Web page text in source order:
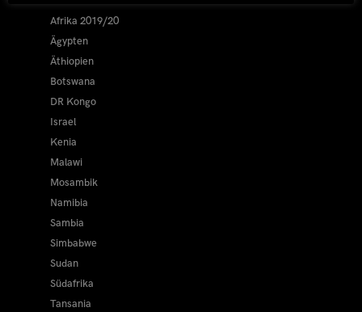
Afrika 2019/20
Ägypten
Äthiopien
Botswana
DR Kongo
Israel
Kenia
Malawi
Mosambik
Namibia
Sambia
Simbabwe
Sudan
Südafrika
Tansania